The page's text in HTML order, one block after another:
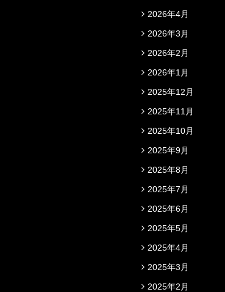
2026年4月
2026年3月
2026年2月
2026年1月
2025年12月
2025年11月
2025年10月
2025年9月
2025年8月
2025年7月
2025年6月
2025年5月
2025年4月
2025年3月
2025年2月